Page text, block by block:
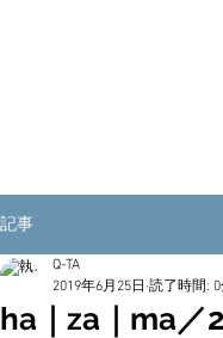
記事
ha｜za｜ma／
Q-TA
2019年6月25日 読了時間: